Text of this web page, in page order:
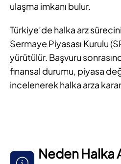
ulaşma imkanı bulur.
Türkiye’de halka arz
Sermaye Piyasası Kurulu
yürütülür. Başvuru
finansal durumu, piyasa
incelenerek halka arza
Neden Halka